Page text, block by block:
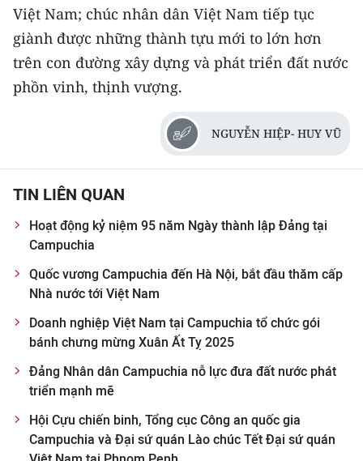
Việt Nam; chúc nhân dân Việt Nam tiếp tục
giành được những thành tựu mới to lớn hơn
trên con đường xây dựng và phát triển đất nước
phồn vinh, thịnh vượng.
NGUYỄN HIỆP- HUY VŨ
TIN LIÊN QUAN
Hoạt động kỷ niệm 95 năm Ngày thành lập Đảng tại
Campuchia
Quốc vương Campuchia đến Hà Nội, bắt đầu thăm cấp
Nhà nước tới Việt Nam
Doanh nghiệp Việt Nam tại Campuchia tổ chức gói
bánh chưng mừng Xuân Ất Tỵ 2025
Đảng Nhân dân Campuchia nỗ lực đưa đất nước phát
triển mạnh mẽ
Hội Cựu chiến binh, Tổng cục Công an quốc gia
Campuchia và Đại sứ quán Lào chúc Tết Đại sứ quán